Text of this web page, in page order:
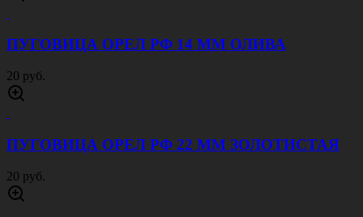
ПУГОВИЦА ОРЕЛ РФ 14 ММ ОЛИВА
20 руб.
ПУГОВИЦА ОРЕЛ РФ 22 ММ ЗОЛОТИСТАЯ
20 руб.